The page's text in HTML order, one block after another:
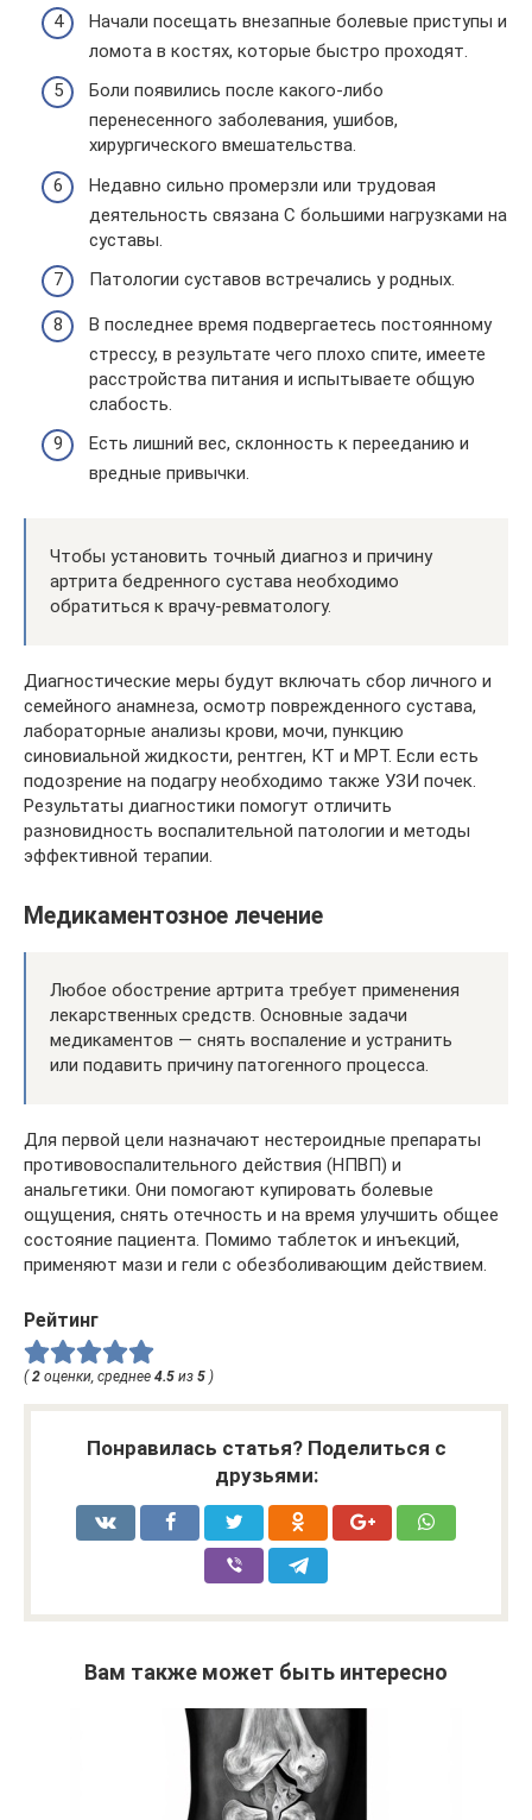
Начали посещать внезапные болевые приступы и
ломота в костях, которые быстро проходят.
Боли появились после какого-либо
перенесенного заболевания, ушибов,
хирургического вмешательства.
Недавно сильно промерзли или трудовая
деятельность связана С большими нагрузками на
суставы.
Патологии суставов встречались у родных.
В последнее время подвергаетесь постоянному
стрессу, в результате чего плохо спите, имеете
расстройства питания и испытываете общую
слабость.
Есть лишний вес, склонность к перееданию и
вредные привычки.
Чтобы установить точный диагноз и причину
артрита бедренного сустава необходимо
обратиться к врачу-ревматологу.
Диагностические меры будут включать сбор личного и
семейного анамнеза, осмотр поврежденного сустава,
лабораторные анализы крови, мочи, пункцию
синовиальной жидкости, рентген, КТ и МРТ. Если есть
подозрение на подагру необходимо также УЗИ почек.
Результаты диагностики помогут отличить
разновидность воспалительной патологии и методы
эффективной терапии.
Медикаментозное лечение
Любое обострение артрита требует применения
лекарственных средств. Основные задачи
медикаментов — снять воспаление и устранить
или подавить причину патогенного процесса.
Для первой цели назначают нестероидные препараты
противовоспалительного действия (НПВП) и
анальгетики. Они помогают купировать болевые
ощущения, снять отечность и на время улучшить общее
состояние пациента. Помимо таблеток и инъекций,
применяют мази и гели с обезболивающим действием.
Рейтинг
( 2 оценки, среднее 4.5 из 5 )
Понравилась статья? Поделиться с
друзьями:
Вам также может быть интересно